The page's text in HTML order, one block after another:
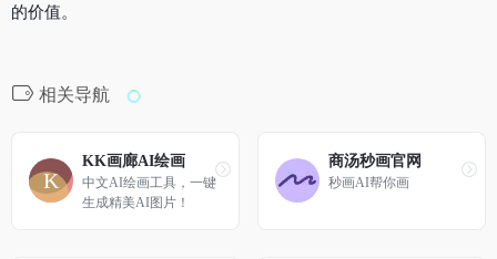
的价值。
相关导航
KK画廊AI绘画
中文AI绘画工具，一键
生成精美AI图片！
商汤秒画官网
秒画AI帮你画